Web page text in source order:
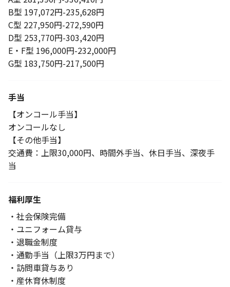
B型 197,072円-235,628円
C型 227,950円-272,590円
D型 253,770円-303,420円
E・F型 196,000円-232,000円
G型 183,750円-217,500円
手当
【オンコール手当】
オンコールなし
【その他手当】
交通費：上限30,000円、時間外手当、休日手当、深夜手
当
福利厚生
・社会保険完備
・ユニフォーム貸与
・退職金制度
・通勤手当（上限3万円まで）
・訪問車貸与あり
・産休育休制度